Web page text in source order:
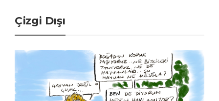
Çizgi Dışı